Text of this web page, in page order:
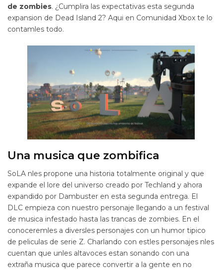
de zombies. ¿Cumplira las expectativas esta segunda
expansion de Dead Island 2? Aqui en Comunidad Xbox te lo
contamles todo.
Una musica que zombifica
SoLA nles propone una historia totalmente original y que
expande el lore del universo creado por Techland y ahora
expandido por Dambuster en esta segunda entrega. El
DLC empieza con nuestro personaje llegando a un festival
de musica infestado hasta las trancas de zombies. En el
conoceremles a diversles personajes con un humor tipico
de peliculas de serie Z. Charlando con estles personajes nles
cuentan que unles altavoces estan sonando con una
extraña musica que parece convertir a la gente en no